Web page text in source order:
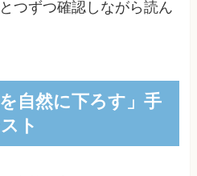
つずつ確認しながら読ん
自然に下ろす」手
ト